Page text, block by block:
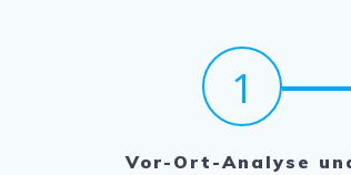
1
Vor-Ort-Analyse